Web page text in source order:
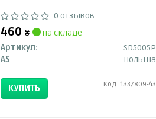
0 отзывов
460 ₴
на складе
Артикул:
SD5005P
AS
Польша
КУПИТЬ Код: 1337809-43